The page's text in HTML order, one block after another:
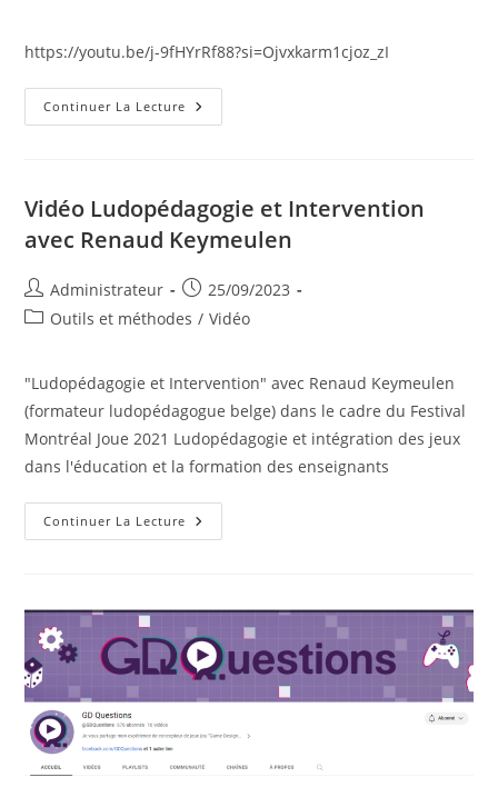
https://youtu.be/j-9fHYrRf88?si=Ojvxkarm1cjoz_zI
Continuer La Lecture Pourquoi
On
Mêmes
Jeux
Vidéo
(9
De
Joueur)
Vidéo Ludopédagogie et Intervention
avec Renaud Keymeulen
Auteur/autrice
de
Administrateur
Publication
publiée :
25/09/2023
PostOutils et méthodes / Vidéo
"Ludopédagogie et Intervention" avec Renaud Keymeulen
(formateur ludopédagogue belge) dans le cadre du Festival
Montréal Joue 2021 Ludopédagogie et intégration des jeux
dans l'éducation et la formation des enseignants
Continuer La Lecture Vidéo
Ludopédagogie
Keymeulen